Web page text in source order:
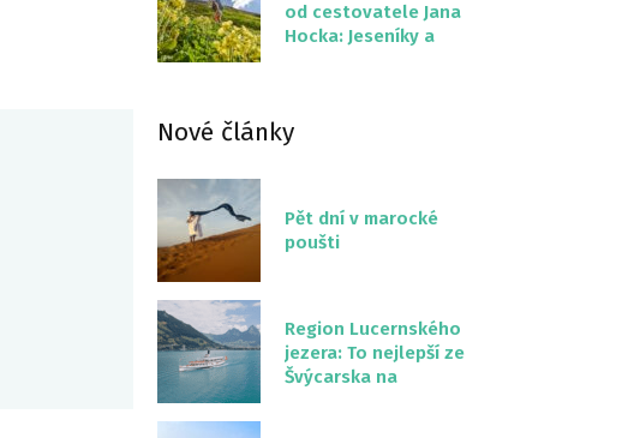
od cestovatele Jana
Hocka: Jeseníky a
Nové články
Pět dní v marocké
poušti
Region Lucernského
jezera: To nejlepší ze
Švýcarska na